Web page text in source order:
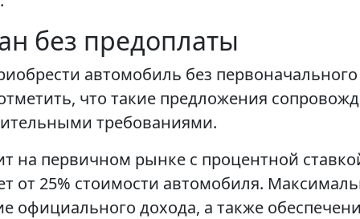
без предоплаты
автомобиль без
что такие предложения
требованиями.
на первичном рынке с процентной
от 25% стоимости автомобиля.
официального дохода, а также